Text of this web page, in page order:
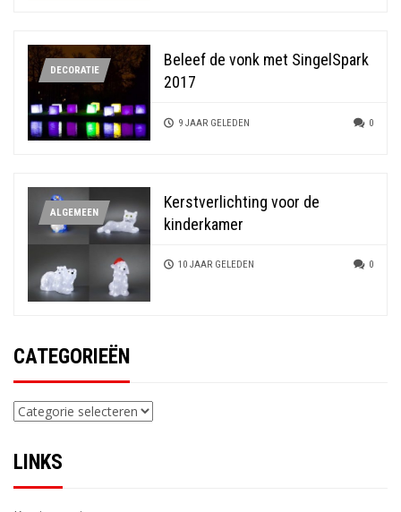
DECORATIE
Beleef de vonk met SingelSpark
2017
9 JAAR GELEDEN 0
ALGEMEEN
Kerstverlichting voor de
kinderkamer
10 JAAR GELEDEN 0
CATEGORIEËN
Categorieën
LINKS